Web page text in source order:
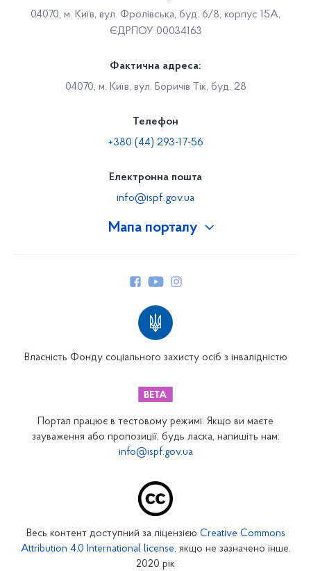
Мапа порталу
Закарпатське відділення
Запорізьке відділення
Кіровоградське відділення
04070, м. Київ, вул. Фролівська, буд. 6/8, корпус 15А,
ЄДРПОУ 00034163
Фактична адреса:
04070, м. Київ, вул. Боричів Тік, буд. 28
Телефон
+380 (44) 293-17-56
Електронна пошта
info@ispf.gov.ua
Власність Фонду соціального захисту осіб з інвалідністю
Портал працює в тестовому режимі. Якщо ви маєте
зауваження або пропозиції, будь ласка, напишіть нам:
info@ispf.gov.ua
Весь контент доступний за ліцензією Creative Commons
Attribution 4.0 International license, якщо не зазначено інше.
2020 рік